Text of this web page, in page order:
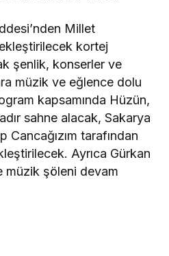
Millet
kortej
şenlik, konserler ve
müzik ve eğlence dolu
kapsamında Hüzün,
sahne alacak, Sakarya
Cancağızım tarafından
Ayrıca Gürkan
müzik şöleni devam